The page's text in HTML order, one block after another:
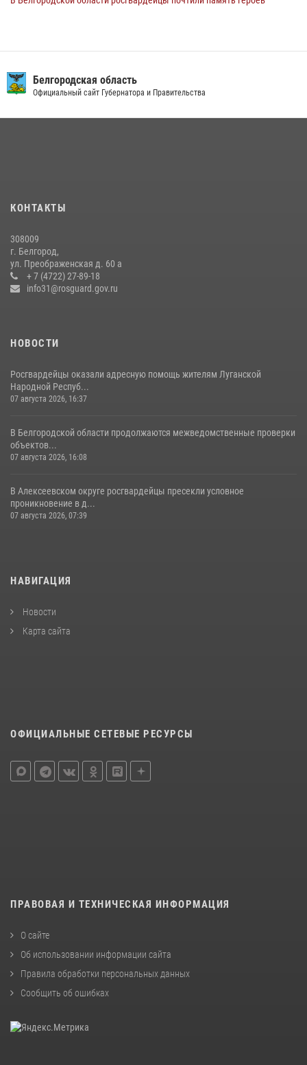
беседу по профилактике аварийности
09 июля 2026, 10:07
Белгородские росгвардейцы задержали рецидивиста за попытку
кражи из магазина
14 июля 2026, 07:13
Белгородская область
Официальный сайт Губернатора и Правительства
КОНТАКТЫ
308009
г. Белгород,
ул. Преображенская д. 60 а
+ 7 (4722) 27-89-18
info31@rosguard.gov.ru
НОВОСТИ
Росгвардейцы оказали адресную помощь жителям Луганской
Народной Респуб...
07 августа 2026, 16:37
В Белгородской области продолжаются межведомственные проверки
объектов...
07 августа 2026, 16:08
В Алексеевском округе росгвардейцы пресекли условное
проникновение в д...
07 августа 2026, 07:39
НАВИГАЦИЯ
Новости
Карта сайта
ОФИЦИАЛЬНЫЕ СЕТЕВЫЕ РЕСУРСЫ
ПРАВОВАЯ И ТЕХНИЧЕСКАЯ ИНФОРМАЦИЯ
О сайте
Об использовании информации сайта
Правила обработки персональных данных
Сообщить об ошибках